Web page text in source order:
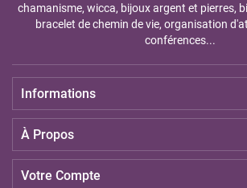
chamanisme, wicca, bijoux argent et pierres,
bracelet de chemin de vie, organisation
conférences...
Informations
À Propos
Votre Compte